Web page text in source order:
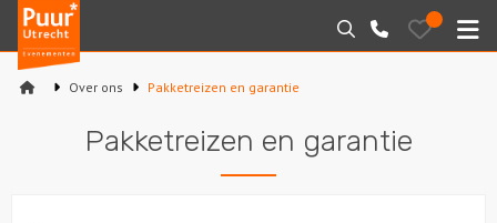
Puur*
Utrecht
bedrijfsuitjes
Zoeken
030-
2145099
Bewaarde
uitjes
Arrangementen
Over ons Pakketreizen en garantie
Pakketreizen en garantie